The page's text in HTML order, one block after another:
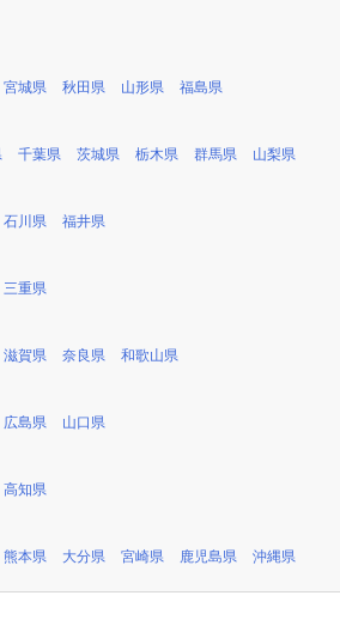
宮城県 秋田県 山形県 福島県
千葉県 茨城県 栃木県 群馬県 山梨県
石川県 福井県
三重県
滋賀県 奈良県 和歌山県
広島県 山口県
高知県
熊本県 大分県 宮崎県 鹿児島県 沖縄県